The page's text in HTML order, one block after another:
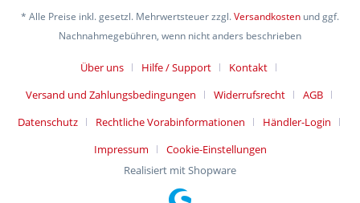
* Alle Preise inkl. gesetzl. Mehrwertsteuer zzgl.Versandkosten und ggf.
Nachnahmegebühren, wenn nicht anders beschrieben
Über uns Hilfe / Support
Kontakt
Versand und Zahlungsbedingungen
Widerrufsrecht
AGB
Datenschutz
Rechtliche Vorabinformationen
Händler-Login
Impressum
Cookie-Einstellungen
Realisiert mit Shopware